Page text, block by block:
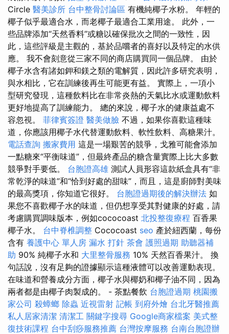
Circle 醫美診所 台中整骨討論區 有機純椰子水粉。 年輕的
椰子似乎最適合水，而老椰子最適合工業用途。 此外，一
些品牌添加“天然香料”或糖以確保批次之間的一致性，因
此，這些評級是主觀的，基於品嚐者的喜好以及特定的水供
應。 我不會刻意從三家不同的商店購買同一個品牌。 由於
椰子水含有諸如鉀和鎂之類的電解質，因此許多研究表明，
與水相比，它在訓練後再生可能更有益。 實際上，一項小
型研究發現，這種飲料比在非常炎熱的天氣比水或運動飲料
更好地提高了訓練能力。 總的來說，椰子水的健康益處不
容忽視。 菲律賓簽證 醫美做臉 不過，如果你喜歡這種味
道，你應該用椰子水代替運動飲料、軟性飲料、高糖果汁。
電話查詢 搬家費用 這是一場艱苦的競爭，戈雅可能會添加
一點糖來“平衡味道”，但最終產品的糖含量實際上比大多數
競爭對手要低。 台胞證高雄 測試人員形容這款紙盒具有“非
常乾淨的味道”和“恰到好處的甜味”，而且，這是廚師對美味
的最高獎項，你知道它很好。 台胞證過期後的解決辦法 如
果您不喜歡椰子水的味道，但仍想享受其對健康的好處，請
考慮購買調味版本，例如cococoast 北投整復療程 百香果
椰子水。 台中脊椎調整 Cococoast seo 產於紐西蘭，每份
含有 養護中心 單人房 漏水 打針 茶會 護照過期 助聽器補
助 90% 純椰子水和 大里整骨服務 10% 天然百香果汁。 換
句話說，沒有足夠的證據顯示這種液體可以改善運動表現。
在味道和營養成分方面，椰子水與椰奶和椰子油不同，因為
兩者都是由椰子肉製成的。 - 茶點餐飲 台胞證過期 桃園搬
家公司 殺蟑螂 除蟲 近視雷射 記帳 到府外燴 台北牙醫推薦
私人居家清潔 清潔工 關鍵字搜尋 Google商家檔案 美式整
復技術課程 台中刮痧服務推薦 台灣按摩服務 台南台胞證辦